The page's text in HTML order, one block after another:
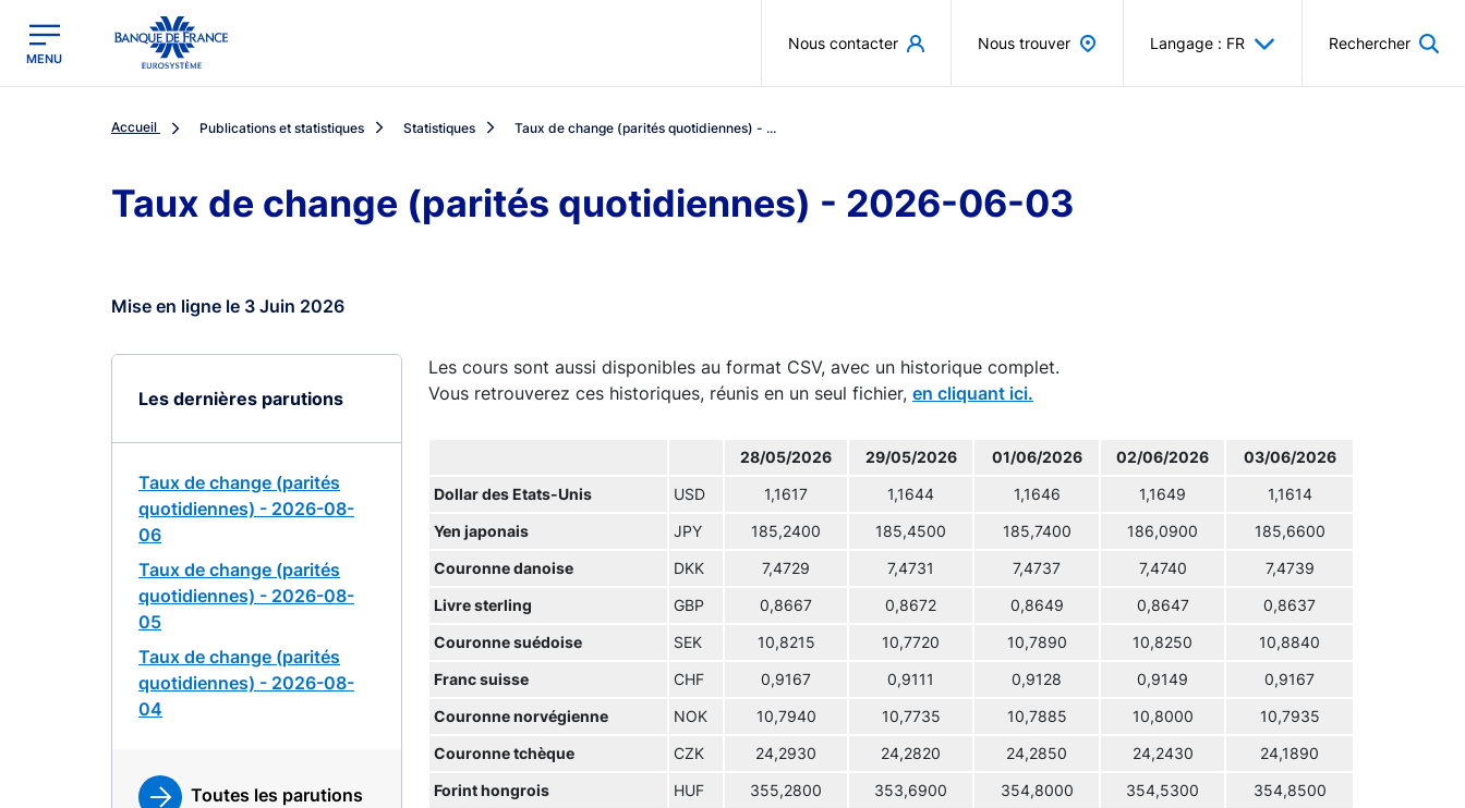
Banque de France - Menu Principal
MENU
Nous contacter Nous trouver Langage : FR Rechercher
Accueil Publications et statistiques Statistiques Taux de change (parités quotidiennes) - ...
Taux de change (parités quotidiennes) - 2026-06-03
Mise en ligne le 3 Juin 2026
Les dernières parutions
Taux de change (parités
quotidiennes) - 2026-08-
06
Taux de change (parités
quotidiennes) - 2026-08-
05
Taux de change (parités
quotidiennes) - 2026-08-
04
Toutes les parutions
Les cours sont aussi disponibles au format CSV, avec un historique complet.
Vous retrouverez ces historiques, réunis en un seul fichier, en cliquant ici.
28/05/2026 29/05/2026 01/06/2026 02/06/2026 03/06/2026
Dollar des Etats-Unis USD 1,1617 1,1644 1,1646 1,1649 1,1614
Yen japonais JPY 185,2400 185,4500 185,7400 186,0900 185,6600
Couronne danoise DKK 7,4729 7,4731 7,4737 7,4740 7,4739
Livre sterling GBP 0,8667 0,8672 0,8649 0,8647 0,8637
Couronne suédoise SEK 10,8215 10,7720 10,7890 10,8250 10,8840
Franc suisse CHF 0,9167 0,9111 0,9128 0,9149 0,9167
Couronne norvégienne NOK 10,7940 10,7735 10,7885 10,8000 10,7935
Couronne tchèque CZK 24,2930 24,2820 24,2850 24,2430 24,1890
Forint hongrois HUF 355,2800 353,6900 354,8000 354,5300 354,8500